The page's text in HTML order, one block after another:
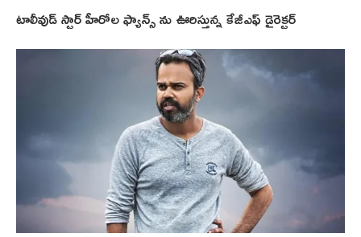
టాలీవుడ్‌ స్టార్‌ హీరోల ఫ్యాన్స్‌ ను ఊరిస్తున్న కేజీఎఫ్‌ డైరెక్టర్‌